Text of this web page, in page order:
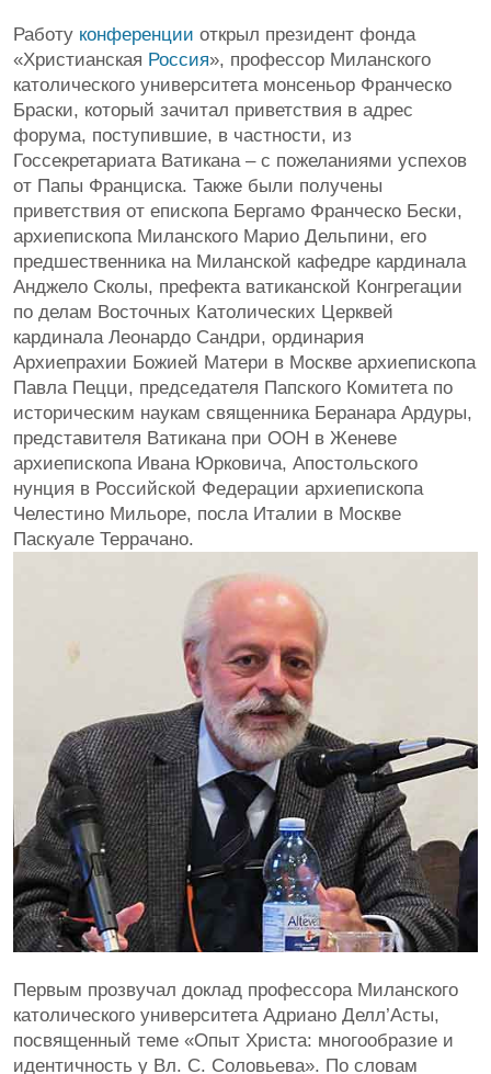
Работу конференции открыл президент фонда
«Христианская Россия», профессор Миланского
католического университета монсеньор Франческо
Браски, который зачитал приветствия в адрес
форума, поступившие, в частности, из
Госсекретариата Ватикана – с пожеланиями успехов
от Папы Франциска. Также были получены
приветствия от епископа Бергамо Франческо Бески,
архиепископа Миланского Марио Дельпини, его
предшественника на Миланской кафедре кардинала
Анджело Сколы, префекта ватиканской Конгрегации
по делам Восточных Католических Церквей
кардинала Леонардо Сандри, ординария
Архиепрахии Божией Матери в Москве архиепископа
Павла Пецци, председателя Папского Комитета по
историческим наукам священника Беранара Ардуры,
представителя Ватикана при ООН в Женеве
архиепископа Ивана Юрковича, Апостольского
нунция в Российской Федерации архиепископа
Челестино Мильоре, посла Италии в Москве
Паскуале Террачано.
Первым прозвучал доклад профессора Миланского
католического университета Адриано Делл’Асты,
посвященный теме «Опыт Христа: многообразие и
идентичность у Вл. С. Соловьева». По словам